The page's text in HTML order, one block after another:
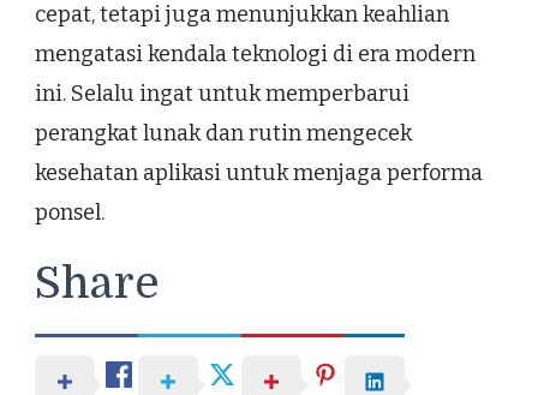
cepat, tetapi juga menunjukkan keahlian
mengatasi kendala teknologi di era modern
ini. Selalu ingat untuk memperbarui
perangkat lunak dan rutin mengecek
kesehatan aplikasi untuk menjaga performa
ponsel.
Share